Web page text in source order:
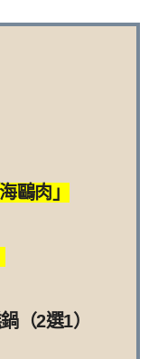
鷗肉」
（2選1）